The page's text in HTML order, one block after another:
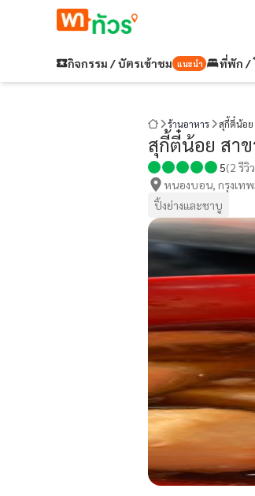
กิจกรรม / บัตรเข้าชม แนะนำ ที่พัก /
ร้านอาหาร สุกี้ตี๋น้อย
สุกี้ตี๋น้อย สา
5(2 รีวิ
หนองบอน, กรุงเท
ปิ้งย่างและชาบู